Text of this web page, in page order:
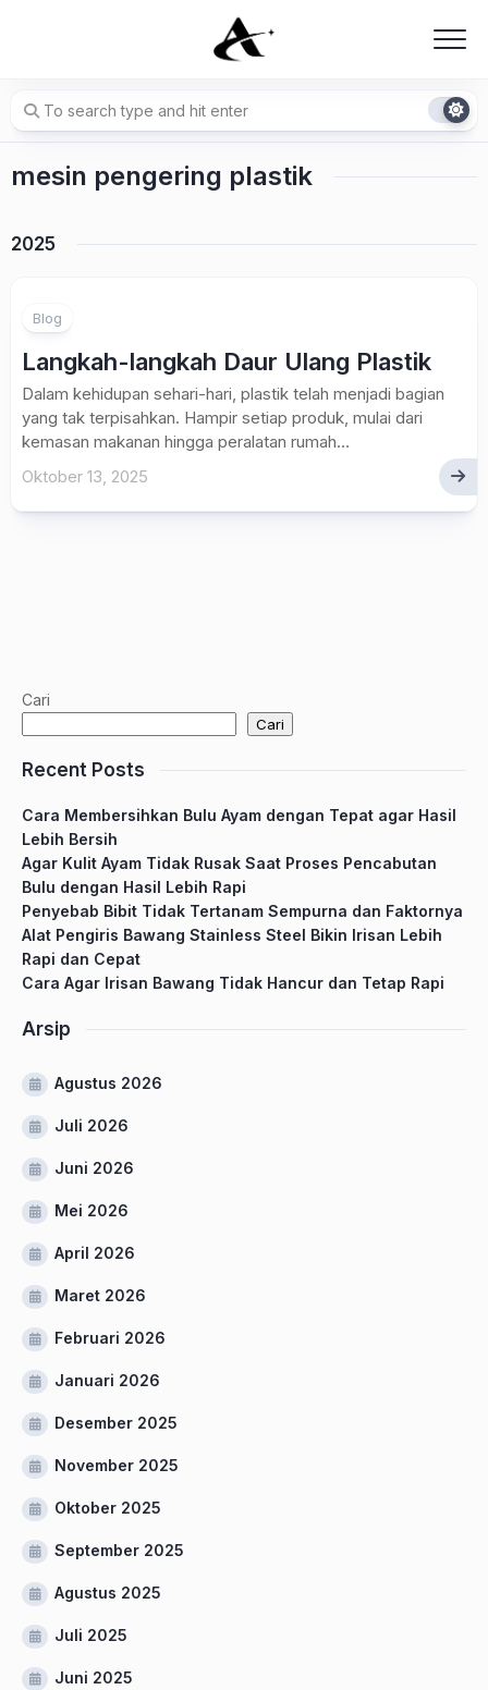
mesin pengering plastik
2025
Blog
Langkah-langkah Daur Ulang Plastik
Dalam kehidupan sehari-hari, plastik telah menjadi bagian
yang tak terpisahkan. Hampir setiap produk, mulai dari
kemasan makanan hingga peralatan rumah...
Oktober 13, 2025
Cari
Cari
Recent Posts
Cara Membersihkan Bulu Ayam dengan Tepat agar Hasil
Lebih Bersih
Agar Kulit Ayam Tidak Rusak Saat Proses Pencabutan
Bulu dengan Hasil Lebih Rapi
Penyebab Bibit Tidak Tertanam Sempurna dan Faktornya
Alat Pengiris Bawang Stainless Steel Bikin Irisan Lebih
Rapi dan Cepat
Cara Agar Irisan Bawang Tidak Hancur dan Tetap Rapi
Arsip
Agustus 2026
Juli 2026
Juni 2026
Mei 2026
April 2026
Maret 2026
Februari 2026
Januari 2026
Desember 2025
November 2025
Oktober 2025
September 2025
Agustus 2025
Juli 2025
Juni 2025